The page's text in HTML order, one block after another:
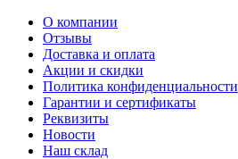
О компании
Отзывы
Доставка и оплата
Акции и скидки
Политика конфиденциальности
Гарантии и сертификаты
Реквизиты
Новости
Наш склад